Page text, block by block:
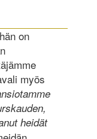
on
myös
heidät